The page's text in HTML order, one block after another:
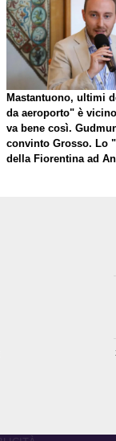
Mastantuono, ultimi
da aeroporto" è
va bene così.
convinto Grosso. Lo
della Fiorentina ad